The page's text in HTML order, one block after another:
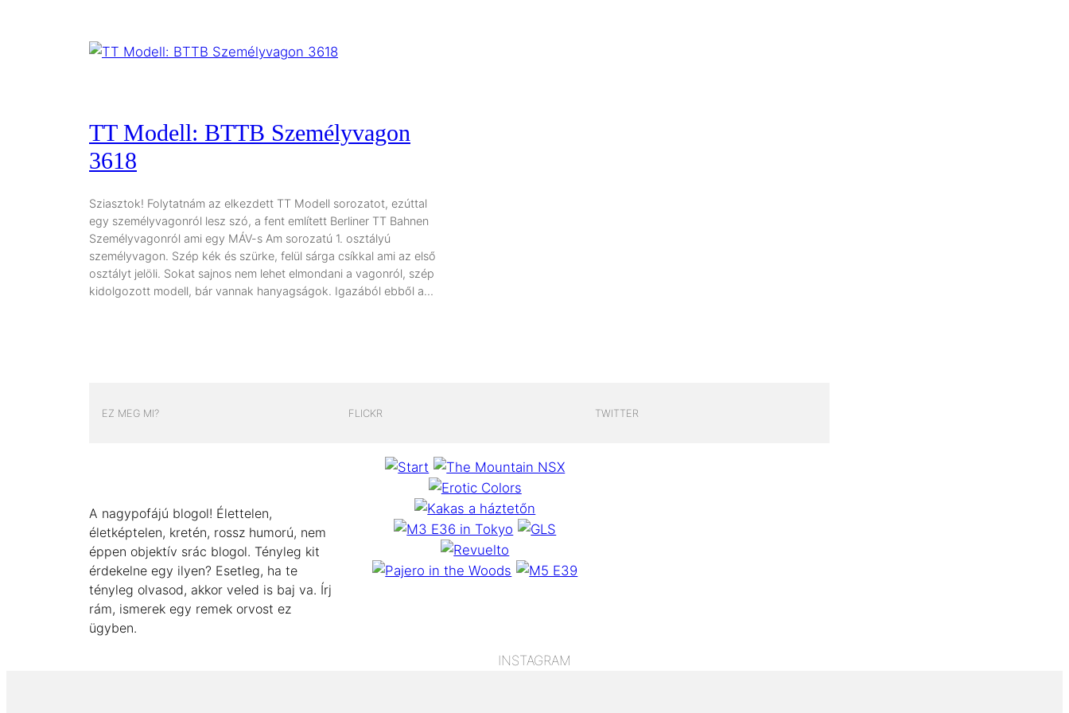
TT Modell: BTTB Személyvagon
3618
Sziasztok! Folytatnám az elkezdett TT Modell sorozatot, ezúttal
egy személyvagonról lesz szó, a fent említett Berliner TT Bahnen
Személyvagonról ami egy MÁV-s Am sorozatú 1. osztályú
személyvagon. Szép kék és szürke, felül sárga csíkkal ami az első
osztályt jelöli. Sokat sajnos nem lehet elmondani a vagonról, szép
kidolgozott modell, bár vannak hanyagságok. Igazából ebből a…
EZ MEG MI?
A nagypofájú blogol! Élettelen,
életképtelen, kretén, rossz humorú, nem
éppen objektív srác blogol. Tényleg kit
érdekelne egy ilyen? Esetleg, ha te
tényleg olvasod, akkor veled is baj va. Írj
rám, ismerek egy remek orvost ez
ügyben.
FLICKR TWITTER
INSTAGRAM